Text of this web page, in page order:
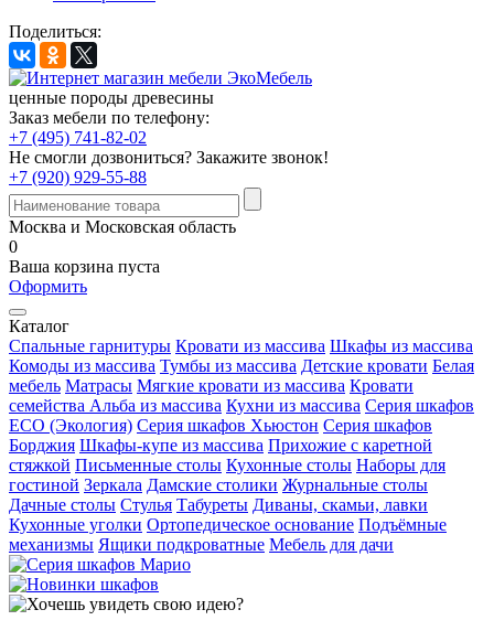
Поделиться:
ценные породы древесины
Заказ мебели по телефону:
+7 (495) 741-82-02
Не смогли дозвониться? Закажите звонок!
+7 (920) 929-55-88
Москва и Московская область
0
Ваша корзина пуста
Оформить
Каталог
Спальные гарнитуры Кровати из массива Шкафы из массива
Комоды из массива Тумбы из массива Детские кровати Белая
мебель Матрасы Мягкие кровати из массива Кровати
семейства Альба из массива Кухни из массива Серия шкафов
ECO (Экология) Серия шкафов Хьюстон Серия шкафов
Борджия Шкафы-купе из массива Прихожие с каретной
стяжкой Письменные столы Кухонные столы Наборы для
гостиной Зеркала Дамские столики Журнальные столы
Дачные столы Стулья Табуреты Диваны, скамьи, лавки
Кухонные уголки Ортопедическое основание Подъёмные
механизмы Ящики подкроватные Мебель для дачи